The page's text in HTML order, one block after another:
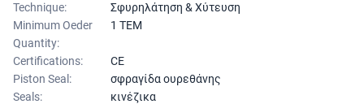
Technique:
Σφυρηλάτηση & Χύτευση
Minimum Oeder
Quantity:
1 ΤΕΜ
Certifications:
CE
Piston Seal:
σφραγίδα ουρεθάνης
Seals:
κινέζικα